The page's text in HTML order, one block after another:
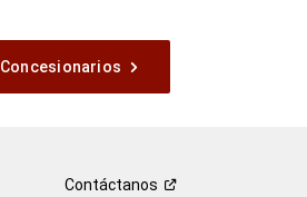
Concesionarios
Contáctanos